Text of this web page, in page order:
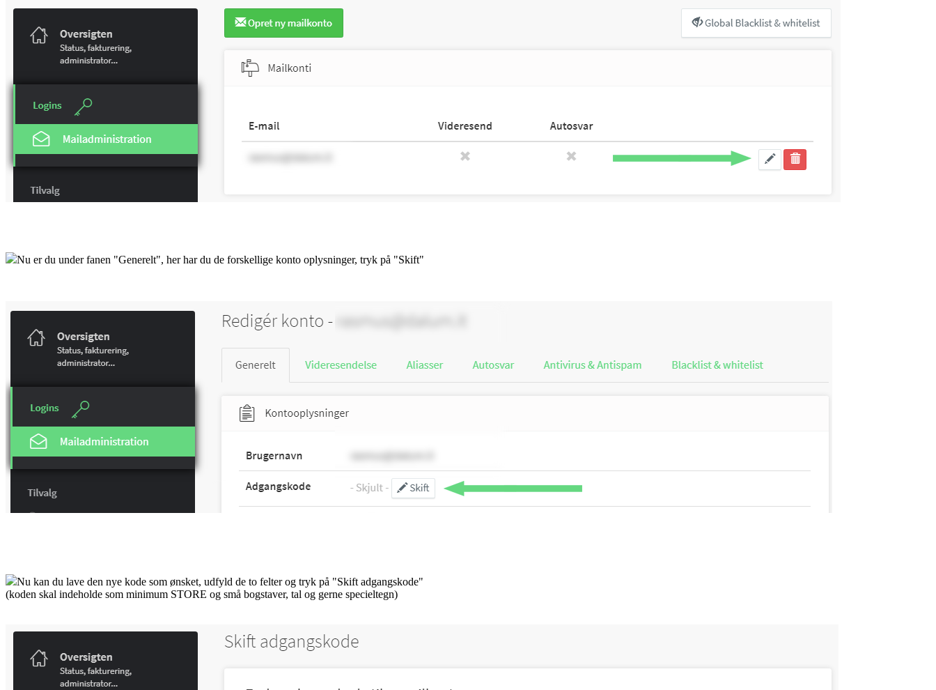
Nu er du under fanen "Generelt", her har du de forskellige konto oplysninger, tryk på "Skift"
Nu kan du lave den nye kode som ønsket, udfyld de to felter og tryk på "Skift adgangskode"
(koden skal indeholde som minimum STORE og små bogstaver, tal og gerne specieltegn)